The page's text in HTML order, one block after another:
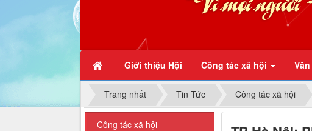
Chữ thập đỏ - Vì mọi người, Ở mọi
Giới thiệu Hội Công tác xã hội
Trang nhất Tin Tức Công tác xã hội
Công tác xã hội